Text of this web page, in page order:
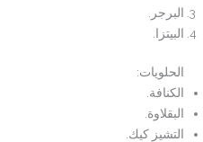
البرجر.
البيتزا.
الحلويات:
الكنافة.
البقلاوة.
التشيز كيك.